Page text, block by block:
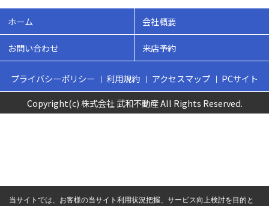
ホーム 会社概要
お問い合わせ 来店予約
プライバシーポリシー 利用規約 アクセスマップ
PCサイト
Copyright(c) 株式会社 武和不動産 All Rights Reserved.
当サイトでは、お客様の当サイト利用状況把握、サービス向上検討を目的と